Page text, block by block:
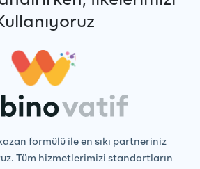
formülü ile en sıkı partneriniz
Tüm hizmetlerimizi standartların